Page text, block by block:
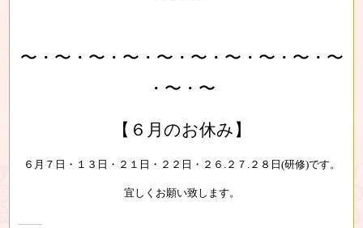
〜・〜・〜・〜・〜・〜・〜・〜・〜・〜
・〜・〜
【６月のお休み】
６月７日・１３日・２１日・２２日・２６.２７.２８日(研修)です。
宜しくお願い致します。